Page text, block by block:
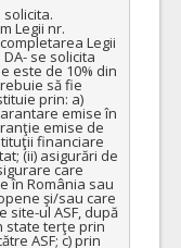
(Rev.2)
ATRIBUIT
solicita.
Legii nr.
Legii
se solicita
este de 10% din
să fie
prin: a)
emise în
emise de
financiare
(ii) asigurări de
care
în România sau
şi/sau care
site-ul ASF, după
state terţe prin
ASF; c) prin